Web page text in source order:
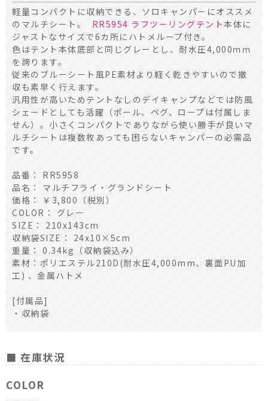
軽量コンパクトに収納できる、ソロキャンパーにオススメ
のマルチシート。RR5954 ラフツーリングテント本体に
ジャストなサイズで6カ所にハトメループ付き。
色はテント本体底部と同じグレーとし、耐水圧4,000ｍｍ
を誇ります。
従来のブルーシート風PE素材より軽く乾きやすいので撤
収も素早く行えます。
汎用性が高いためテントなしのデイキャンプなどでは防風
シェードとしても活躍（ポール、ペグ、ロープは付属しま
せん）。小さくコンパクトでありながら使い勝手が良いマ
ルチシートは複数枚あっても困らないキャンパーの必需品
です。
品番： RR5958
品名： マルチフライ・グランドシート
価格： ￥3,800（税別）
COLOR： グレー
SIZE： 210x143cm
収納袋SIZE： 24x10×5cm
重量： 0.34kg（収納袋込み）
素材：ポリエステル210D(耐水圧4,000mm、裏面PU加
工) 、金属ハトメ
[付属品]
・収納袋
■ 在庫状況
COLOR